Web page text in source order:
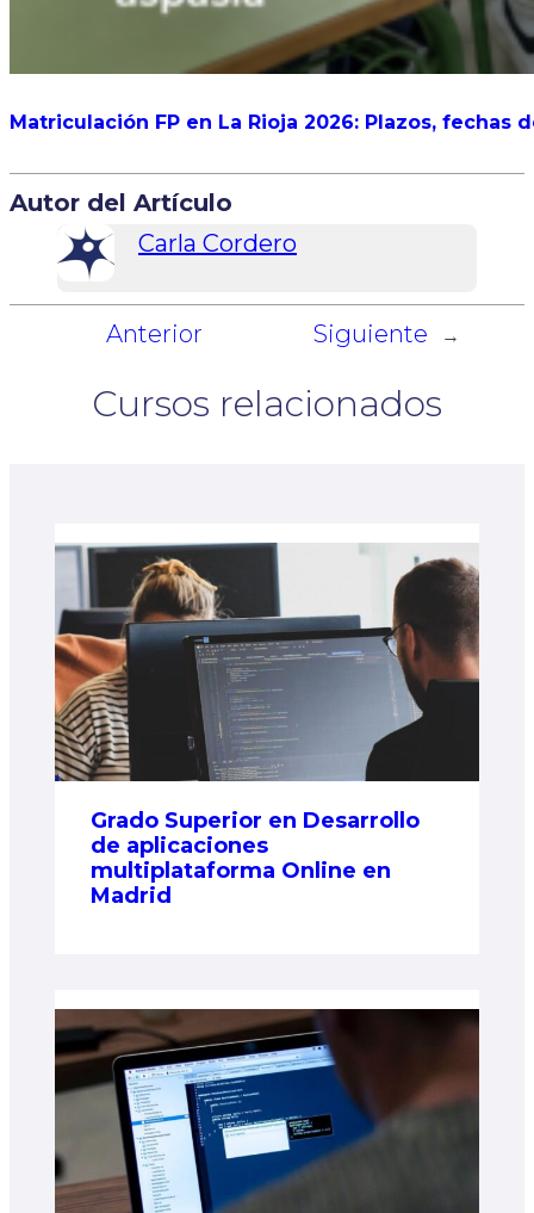
Matriculación FP en La Rioja 2026: Plazos,
Autor del Artículo
Carla Cordero
Anterior Siguiente →
Cursos relacionados
Grado Superior en Desarrollo
de aplicaciones
multiplataforma Online en
Madrid